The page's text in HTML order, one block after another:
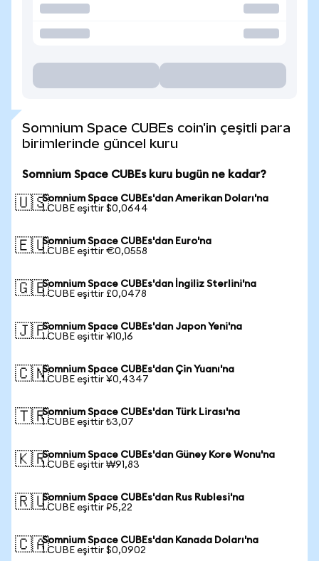
Somnium Space CUBEs coin'in çeşitli para
birimlerinde güncel kuru
Somnium Space CUBEs kuru bugün ne kadar?
🇺🇸Somnium Space CUBEs'dan Amerikan Doları'na
1 CUBE eşittir $0,0644
🇪🇺Somnium Space CUBEs'dan Euro'na
1 CUBE eşittir €0,0558
🇬🇧Somnium Space CUBEs'dan İngiliz Sterlini'na
1 CUBE eşittir £0,0478
🇯🇵Somnium Space CUBEs'dan Japon Yeni'na
1 CUBE eşittir ¥10,16
🇨🇳Somnium Space CUBEs'dan Çin Yuanı'na
1 CUBE eşittir ¥0,4347
🇹🇷Somnium Space CUBEs'dan Türk Lirası'na
1 CUBE eşittir ₺3,07
🇰🇷Somnium Space CUBEs'dan Güney Kore Wonu'na
1 CUBE eşittir ₩91,83
🇷🇺Somnium Space CUBEs'dan Rus Rublesi'na
1 CUBE eşittir ₽5,22
🇨🇦Somnium Space CUBEs'dan Kanada Doları'na
1 CUBE eşittir $0,0902